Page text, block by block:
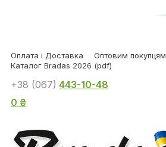
Оплата і Доставка
Оптовим покупцям
Каталог Bradas 2026 (pdf)
+38 (067) 443-10-48
0 ₴